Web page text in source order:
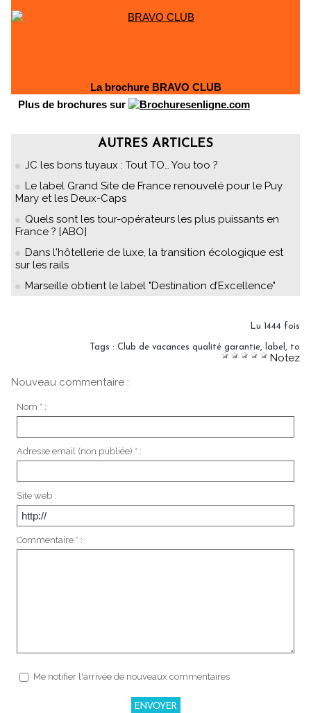
La brochure BRAVO CLUB
Plus de brochures sur
AUTRES ARTICLES
JC les bons tuyaux : Tout TO… You too ?
Le label Grand Site de France renouvelé pour le Puy
Mary et les Deux-Caps
Quels sont les tour-opérateurs les plus puissants en
France ? [ABO]
Dans l'hôtellerie de luxe, la transition écologique est
sur les rails
Marseille obtient le label "Destination d’Excellence"
Lu 1444 fois
Tags : Club de vacances qualité garantie, label , to
Notez
Nouveau commentaire :
Nom * :
Adresse email (non publiée) * :
Site web :
Commentaire * :
Me notifier l'arrivée de nouveaux commentaires